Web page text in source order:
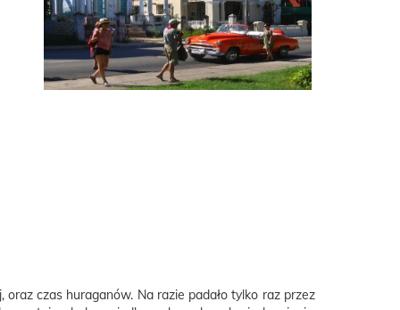
czas huraganów. Na razie padało tylko raz przez